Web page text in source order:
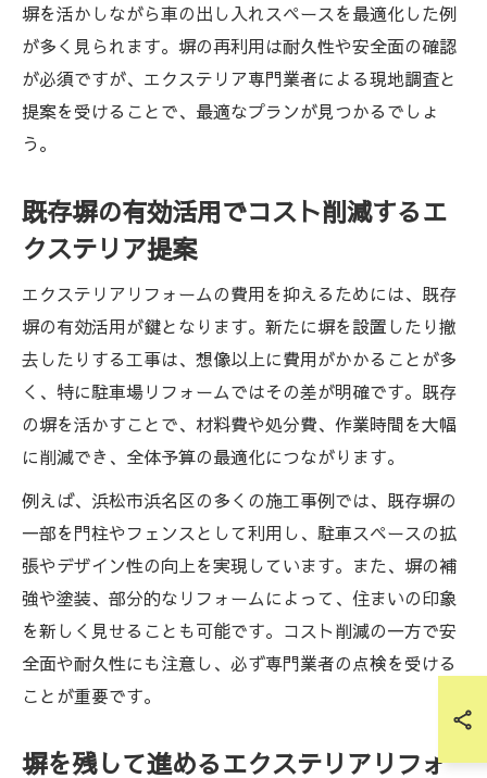
塀を活かしながら車の出し入れスペースを最適化した例
が多く見られます。塀の再利用は耐久性や安全面の確認
が必須ですが、エクステリア専門業者による現地調査と
提案を受けることで、最適なプランが見つかるでしょ
う。
既存塀の有効活用でコスト削減するエ
クステリア提案
エクステリアリフォームの費用を抑えるためには、既存
塀の有効活用が鍵となります。新たに塀を設置したり撤
去したりする工事は、想像以上に費用がかかることが多
く、特に駐車場リフォームではその差が明確です。既存
の塀を活かすことで、材料費や処分費、作業時間を大幅
に削減でき、全体予算の最適化につながります。
例えば、浜松市浜名区の多くの施工事例では、既存塀の
一部を門柱やフェンスとして利用し、駐車スペースの拡
張やデザイン性の向上を実現しています。また、塀の補
強や塗装、部分的なリフォームによって、住まいの印象
を新しく見せることも可能です。コスト削減の一方で安
全面や耐久性にも注意し、必ず専門業者の点検を受ける
ことが重要です。
塀を残して進めるエクステリアリフォ